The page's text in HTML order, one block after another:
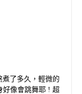
了多久，輕微的
好像會跳舞耶 ! 超